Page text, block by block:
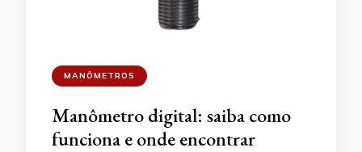
MANÔMETROS
Manômetro digital: saiba como
funciona e onde encontrar